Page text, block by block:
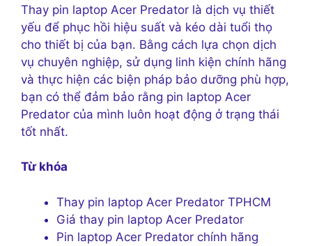
Thay pin laptop Acer Predator là dịch vụ thiết
yếu để phục hồi hiệu suất và kéo dài tuổi thọ
cho thiết bị của bạn. Bằng cách lựa chọn dịch
vụ chuyên nghiệp, sử dụng linh kiện chính hãng
và thực hiện các biện pháp bảo dưỡng phù hợp,
bạn có thể đảm bảo rằng pin laptop Acer
Predator của mình luôn hoạt động ở trạng thái
tốt nhất.
Từ khóa
Thay pin laptop Acer Predator TPHCM
Giá thay pin laptop Acer Predator
Pin laptop Acer Predator chính hãng